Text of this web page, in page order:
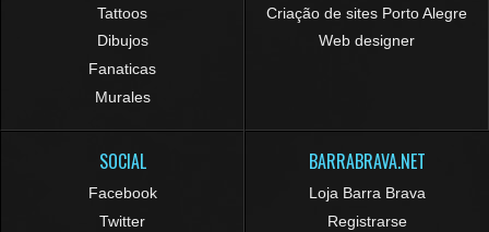
Tattoos
Dibujos
Fanaticas
Murales
Criação de sites Porto Alegre
Web designer
SOCIAL
Facebook
Twitter
BARRABRAVA.NET
Loja Barra Brava
Registrarse